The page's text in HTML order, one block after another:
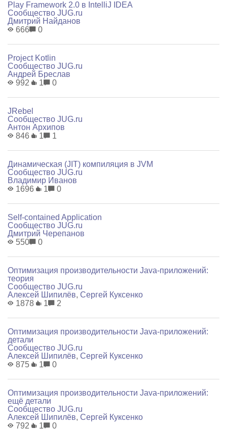
Play Framework 2.0 в IntelliJ IDEA
Сообщество JUG.ru
Дмитрий Найданов
666
0
Project Kotlin
Сообщество JUG.ru
Андрей Бреслав
992
1 0
JRebel
Сообщество JUG.ru
Антон Архипов
846
1 1
Динамическая (JIT) компиляция в JVM
Сообщество JUG.ru
Владимир Иванов
1696
1 0
Self-contained Application
Сообщество JUG.ru
Дмитрий Черепанов
550
0
Оптимизация производительности Java-приложений:
теория
Сообщество JUG.ru
Алексей Шипилёв, Сергей Куксенко
1878
1 2
Оптимизация производительности Java-приложений:
детали
Сообщество JUG.ru
Алексей Шипилёв, Сергей Куксенко
875
1 0
Оптимизация производительности Java-приложений:
ещё детали
Сообщество JUG.ru
Алексей Шипилёв, Сергей Куксенко
792
1 0